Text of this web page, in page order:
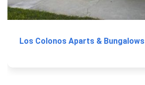
Los Colonos Aparts & Bungalows